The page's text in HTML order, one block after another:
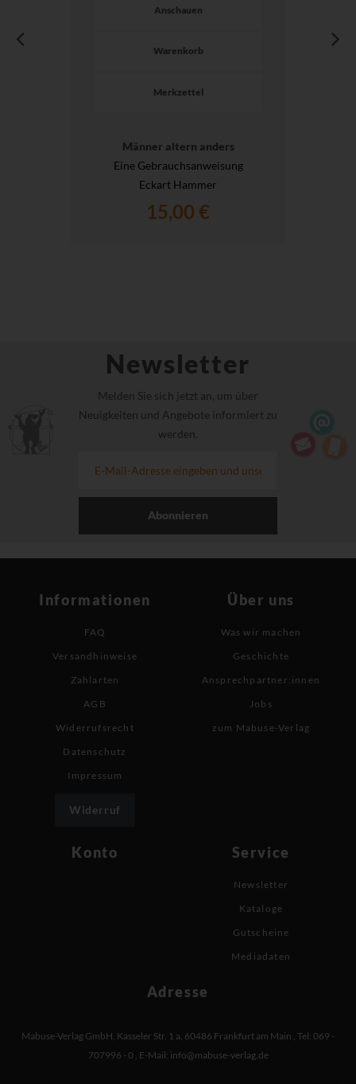
Anschauen
Warenkorb
Merkzettel
Männer altern anders
Eine Gebrauchsanweisung
Eckart Hammer
15,00 €
Newsletter
Melden Sie sich jetzt an, um über
Neuigkeiten und Angebote informiert zu
werden.
Abonnieren
Informationen
FAQ
Versandhinweise
Zahlarten
AGB
Widerrufsrecht
Datenschutz
Impressum
Widerruf
Über uns
Was wir machen
Geschichte
Ansprechpartner:innen
Jobs
zum Mabuse-Verlag
Konto Service
Newsletter
Kataloge
Gutscheine
Mediadaten
Adresse
Mabuse-Verlag GmbH Kasseler Str. 1 a 60486 Frankfurt am Main Tel: 069 -
707996 - 0 E-Mail: info@mabuse-verlag.de